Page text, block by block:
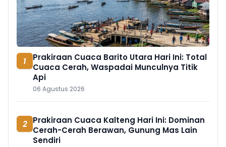
1
Prakiraan Cuaca Barito Utara Hari Ini: Total
Cuaca Cerah, Waspadai Munculnya Titik
Api
06 Agustus 2026
2 Prakiraan Cuaca Kalteng Hari Ini: Dominan
Cerah-Cerah Berawan, Gunung Mas Lain
Sendiri